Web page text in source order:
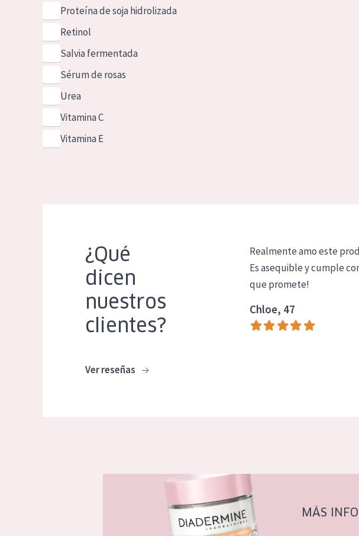
Proteína de soja hidrolizada
Retinol
Salvia fermentada
Sérum de rosas
Urea
Vitamina C
Vitamina E
¿Qué
dicen
nuestros
clientes?
Ver reseñas
Realmente amo este
Es asequible y cumple
que promete!
Chloe, 47
MÁS